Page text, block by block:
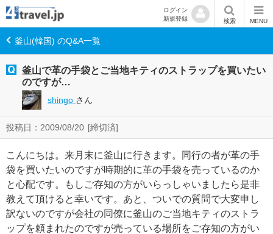
ログイン
新規登録
検索 MENU
釜山(韓国) のQ&A一覧
釜山で革の手袋とご当地キティのストラップを買いたい
のですが…
shingo さん
投稿日：2009/08/20 [締切済]
こんにちは。来月末に釜山に行きます。同行の者が革の手
袋を買いたいのですが時期的に革の手袋を売っているのか
と心配です。もしご存知の方がいらっしゃいましたら是非
教えて頂けると幸いです。あと、ついでの質問で大変申し
訳ないのですが会社の同僚に釜山のご当地キティのストラ
ップを頼まれたのですが売っている場所をご存知の方がい